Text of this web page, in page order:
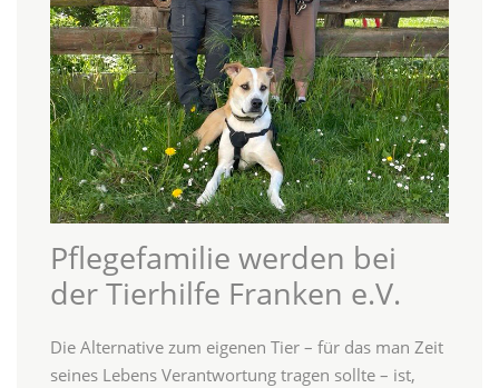
Pflegefamilie werden bei
der Tierhilfe Franken e.V.
Die Alternative zum eigenen Tier – für das man Zeit
seines Lebens Verantwortung tragen sollte – ist,